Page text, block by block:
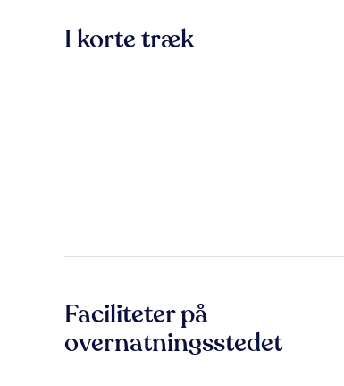
I korte træk
Faciliteter på
overnatningsstedet